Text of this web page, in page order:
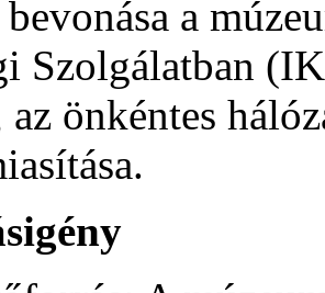
a
Szolgálatban
az önkéntes